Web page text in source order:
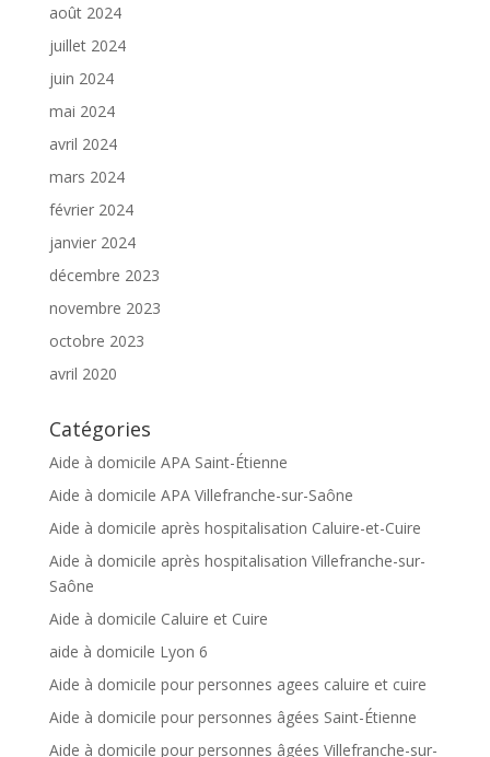
août 2024
juillet 2024
juin 2024
mai 2024
avril 2024
mars 2024
février 2024
janvier 2024
décembre 2023
novembre 2023
octobre 2023
avril 2020
Catégories
Aide à domicile APA Saint-Étienne
Aide à domicile APA Villefranche-sur-Saône
Aide à domicile après hospitalisation Caluire-et-Cuire
Aide à domicile après hospitalisation Villefranche-sur-
Saône
Aide à domicile Caluire et Cuire
aide à domicile Lyon 6
Aide à domicile pour personnes agees caluire et cuire
Aide à domicile pour personnes âgées Saint-Étienne
Aide à domicile pour personnes âgées Villefranche-sur-